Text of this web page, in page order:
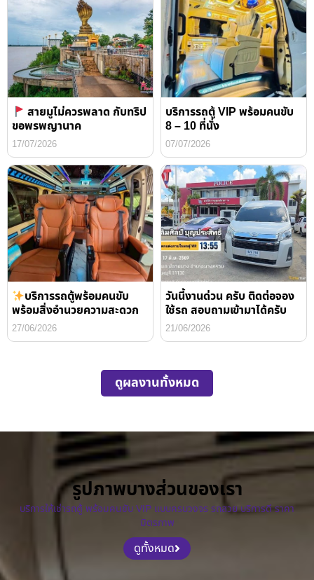
สายมูไม่ควรพลาด กับทริป
ขอพรพญานาค
17/07/2026
บริการรถตู้ VIP พร้อมคนขับ
8 – 10 ที่นั่ง
07/07/2026
บริการรถตู้พร้อมคนขับ
พร้อมสิ่งอำนวยความสะดวก
27/06/2026
วันนี้งานด่วน ครับ ติดต่อจอง
ใช้รถ สอบถามเข้ามาได้ครับ
21/06/2026
ดูผลงานทั้งหมด
รูปภาพบางส่วนของเรา
บริการให้เช่ารถตู้ พร้อมคนขับ VIP แบบครบวงจร รถสวย บริการดี ราคา
มิตรภาพ
ดูทั้งหมด